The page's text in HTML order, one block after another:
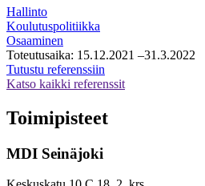
Hallinto
Koulutuspolitiikka
Osaaminen
Toteutusaika: 15.12.2021 –31.3.2022
Tutustu referenssiin
toiminnan
ja
arviointityö
Katso kaikki referenssit
Toimipisteet
MDI Seinäjoki